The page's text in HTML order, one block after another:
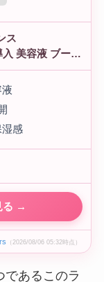
ス
美容液 ブース
イジングケア
湿感
る →
（2026/08/06 05:32時点）
であるこのラ